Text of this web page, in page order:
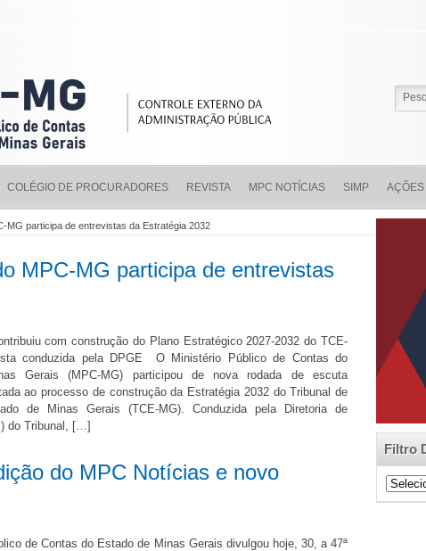
COLÉGIO DE PROCURADORES REVISTA MPC NOTÍCIAS SIMP AÇÕES
Filtro
Filtro
MG participa de entrevistas da Estratégia 2032
MPC-MG participa de entrevistas
com construção do Plano Estratégico 2027-2032 do TCE-
conduzida pela DPGE O Ministério Público de Contas do
Gerais (MPC-MG) participou de nova rodada de escuta
ao processo de construção da Estratégia 2032 do Tribunal de
de Minas Gerais (TCE-MG). Conduzida pela Diretoria de
do Tribunal, […]
do MPC Notícias e novo
de Contas do Estado de Minas Gerais divulgou hoje, 30, a 47ª